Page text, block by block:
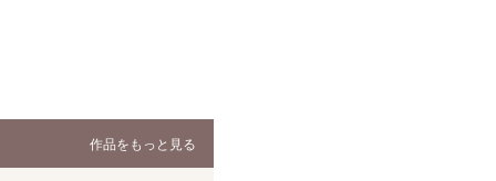
作品をもっと見る